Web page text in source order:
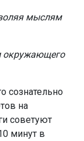
мыслям
окружающего
сознательно
на
советуют
минут в